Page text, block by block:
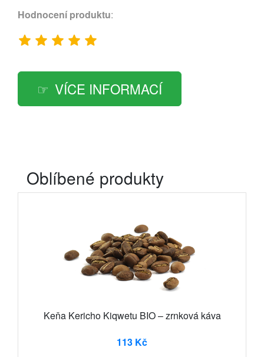
Hodnocení produktu:
VÍCE INFORMACÍ
Oblíbené produkty
Keňa Kericho Kiqwetu BIO – zrnková káva
113 Kč